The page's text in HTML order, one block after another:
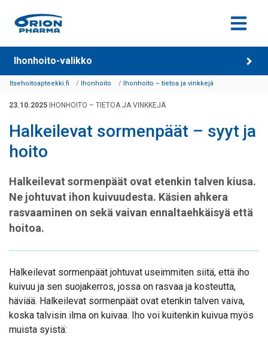
Siirry sisältöön
Ihonhoito-valikko
Itsehoitoapteekki.fi Ihonhoito Ihonhoito – tietoa ja vinkkejä
23.10.2025 IHONHOITO – TIETOA JA VINKKEJÄ
Halkeilevat sormenpäät – syyt ja
hoito
Halkeilevat sormenpäät ovat etenkin talven kiusa.
Ne johtuvat ihon kuivuudesta. Käsien ahkera
rasvaaminen on sekä vaivan ennaltaehkäisyä että
hoitoa.
Halkeilevat sormenpäät johtuvat useimmiten siitä, että iho
kuivuu ja sen suojakerros, jossa on rasvaa ja kosteutta,
häviää. Halkeilevat sormenpäät ovat etenkin talven vaiva,
koska talvisin ilma on kuivaa. Iho voi kuitenkin kuivua myös
muista syistä: